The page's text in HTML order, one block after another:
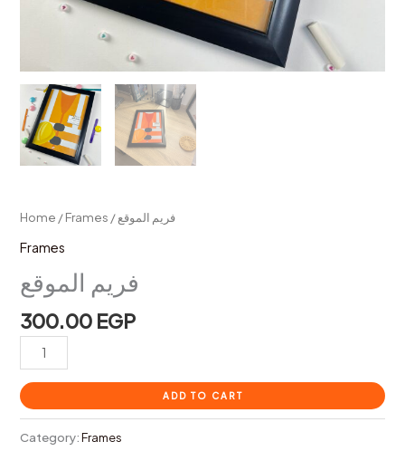
Home /Frames / فريم الموقع
Frames
فريم الموقع
300.00 EGP
ADD TO CART
Category:Frames